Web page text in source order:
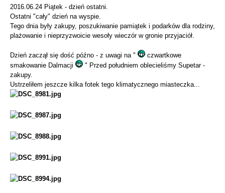
2016.06.24 Piątek - dzień ostatni.
Ostatni "cały" dzień na wyspie.
Tego dnia były zakupy, poszukiwanie pamiątek i podarków dla rodziny,
plażowanie i nieprzyzwoicie wesoły wieczór w gronie przyjaciół.
Dzień zaczął się dość późno - z uwagi na "
czwartkowe
smakowanie Dalmacji
" Przed południem oblecieliśmy Supetar -
zakupy.
Ustrzeliłem jeszcze kilka fotek tego klimatycznego miasteczka...